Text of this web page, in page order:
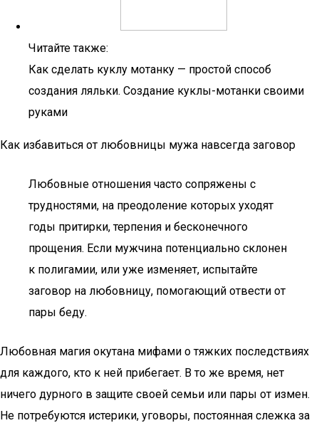
Читайте также:
Как сделать куклу мотанку — простой способ
создания ляльки. Создание куклы-мотанки своими
руками
Как избавиться от любовницы мужа навсегда заговор
Любовные отношения часто сопряжены с
трудностями, на преодоление которых уходят
годы притирки, терпения и бесконечного
прощения. Если мужчина потенциально склонен
к полигамии, или уже изменяет, испытайте
заговор на любовницу, помогающий отвести от
пары беду.
Любовная магия окутана мифами о тяжких последствиях
для каждого, кто к ней прибегает. В то же время, нет
ничего дурного в защите своей семьи или пары от измен.
Не потребуются истерики, уговоры, постоянная слежка за